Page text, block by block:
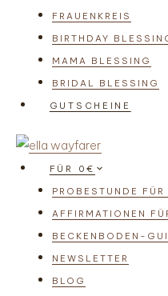
FRAUENKREIS
BIRTHDAY
MAMA BLESSING
BRIDAL BLESSING
GUTSCHEINE
FÜR 0€
PROBESTUNDE
AFFIRMATIONEN
BECKENBODEN-
NEWSLETTER
BLOG